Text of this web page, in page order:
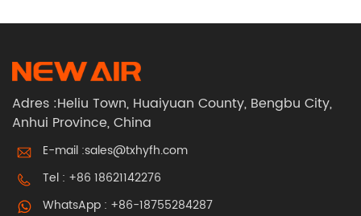
Adres :Heliu Town, Huaiyuan County, Bengbu City,
Anhui Province, China
E-mail :sales@txhyfh.com
Tel : +86 18621142276
WhatsApp : +86-18755284287